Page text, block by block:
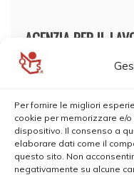
Per fornire le migliori
cookie per memorizzare e/
dispositivo. Il consenso a
elaborare dati come il
questo sito. Non
negativamente su alcune
AGENZIA PER IL